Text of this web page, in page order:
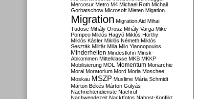
Mercosur Metro M4 Michael Roth Michail
Gorbatschow Microsoft Mieten Migation
Migration Migration Aid Mihai
Tudose Mihály Orosz Mihály Varga Mike
Pompeo Miklós Hagyó Miklós Horthy
Miklós Kásler Miklós Németh Miklós
Seszták Militär Milla Milo Yiannopoulos
Minderheiten Mindestlohn Minsk-
Abkommen Mittelklasse MKB MKKP
Mobilisierung MOL Momentum Monarchie
Moral Moratorium Mord Moria Moschee
Moskau MSZP Muslime Mária Schmidt
Márton Békés Márton Gulyás
Nachrichtendienste Nachruf
Nachwendezeit Nacktfotos Nahost-Konflikt